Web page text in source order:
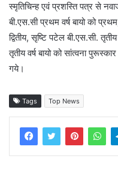
स्मृतिचिन्ह एवं प्रशस्ति पत्र से
बी.एस.सी प्रथम वर्ष बायो को
द्वितीय, सृष्टि पटेल बी.एस.सी.
तृतीय वर्ष बायो को सांत्वना
गये।
Tags Top News